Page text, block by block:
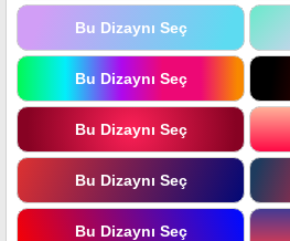
Bu Dizaynı Seç
Bu Dizaynı Seç
Bu Dizaynı Seç
Bu Dizaynı Seç
Bu Dizaynı Seç